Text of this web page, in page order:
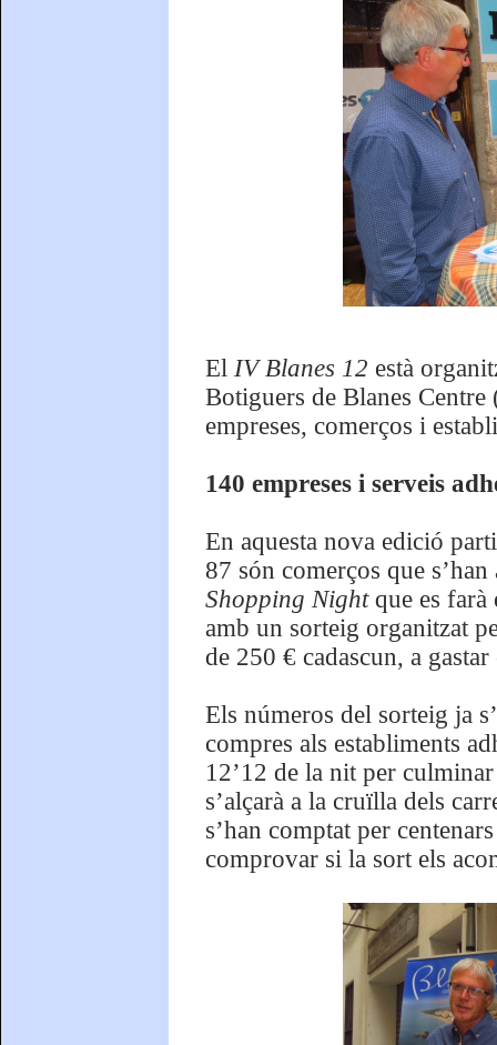
El IV Blanes 12 està
Botiguers de Blanes
empreses, comerços i
140 empreses i serveis
En aquesta nova edició
87 són comerços que
Shopping Night que es
amb un sorteig organitzat
de 250 € cadascun, a
Els números del sorteig ja
compres als establiments
12’12 de la nit per
s’alçarà a la cruïlla dels
s’han comptat per
comprovar si la sort els